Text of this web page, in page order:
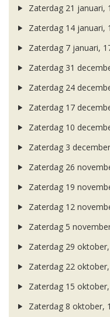
Zaterdag 21 januari,
Zaterdag 14 januari,
Zaterdag 7 januari,
Zaterdag 31
Zaterdag 24
Zaterdag 17
Zaterdag 10
Zaterdag 3
Zaterdag 26
Zaterdag 19
Zaterdag 12
Zaterdag 5
Zaterdag 29
Zaterdag 22
Zaterdag 15
Zaterdag 8 oktober,